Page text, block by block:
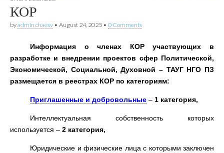
КОР
byadmin.chaesv • August 24, 2025 • 0 Comments
Информация о членах КОР участвующих в
разработке и внедрении проектов сфер Политической,
Экономической, Социальной,Духовной – ТАУГ НГО ПЗ
размещается в реестрах КОР по категориям:
Приглашенные и добровольные – 1 категория,
Интеллектуальная собственность которых
используется – 2 категория,
Юридические и физические лица с которыми заключен